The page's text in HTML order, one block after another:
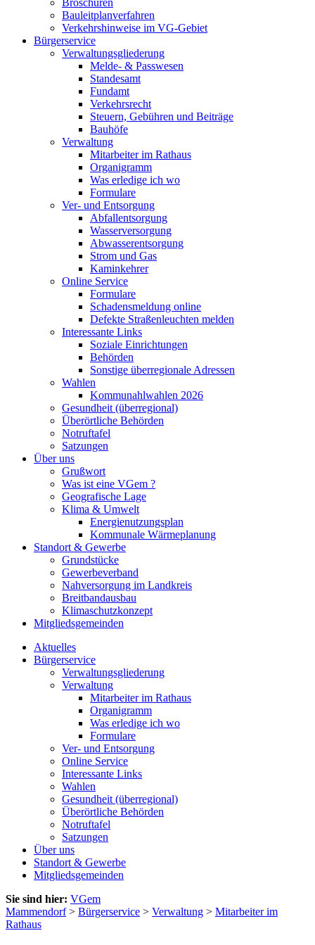
Broschüren
Bauleitplanverfahren
Verkehrshinweise im VG-Gebiet
Bürgerservice
Verwaltungsgliederung
Melde- & Passwesen
Standesamt
Fundamt
Verkehrsrecht
Steuern, Gebühren und Beiträge
Bauhöfe
Verwaltung
Mitarbeiter im Rathaus
Organigramm
Was erledige ich wo
Formulare
Ver- und Entsorgung
Abfallentsorgung
Wasserversorgung
Abwasserentsorgung
Strom und Gas
Kaminkehrer
Online Service
Formulare
Schadensmeldung online
Defekte Straßenleuchten melden
Interessante Links
Soziale Einrichtungen
Behörden
Sonstige überregionale Adressen
Wahlen
Kommunahlwahlen 2026
Gesundheit (überregional)
Überörtliche Behörden
Notruftafel
Satzungen
Über uns
Grußwort
Was ist eine VGem ?
Geografische Lage
Klima & Umwelt
Energienutzungsplan
Kommunale Wärmeplanung
Standort & Gewerbe
Grundstücke
Gewerbeverband
Nahversorgung im Landkreis
Breitbandausbau
Klimaschutzkonzept
Mitgliedsgemeinden
Aktuelles
Bürgerservice
Verwaltungsgliederung
Verwaltung
Mitarbeiter im Rathaus
Organigramm
Was erledige ich wo
Formulare
Ver- und Entsorgung
Online Service
Interessante Links
Wahlen
Gesundheit (überregional)
Überörtliche Behörden
Notruftafel
Satzungen
Über uns
Standort & Gewerbe
Mitgliedsgemeinden
Sie sind hier: VGem
Mammendorf> Bürgerservice > Verwaltung > Mitarbeiter im
Rathaus